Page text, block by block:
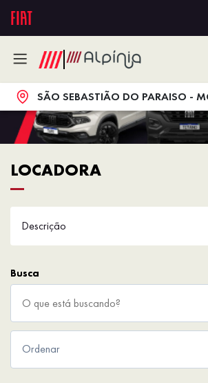
SÃO SEBASTIÃO DO PARAISO -
LOCADORA
Descrição